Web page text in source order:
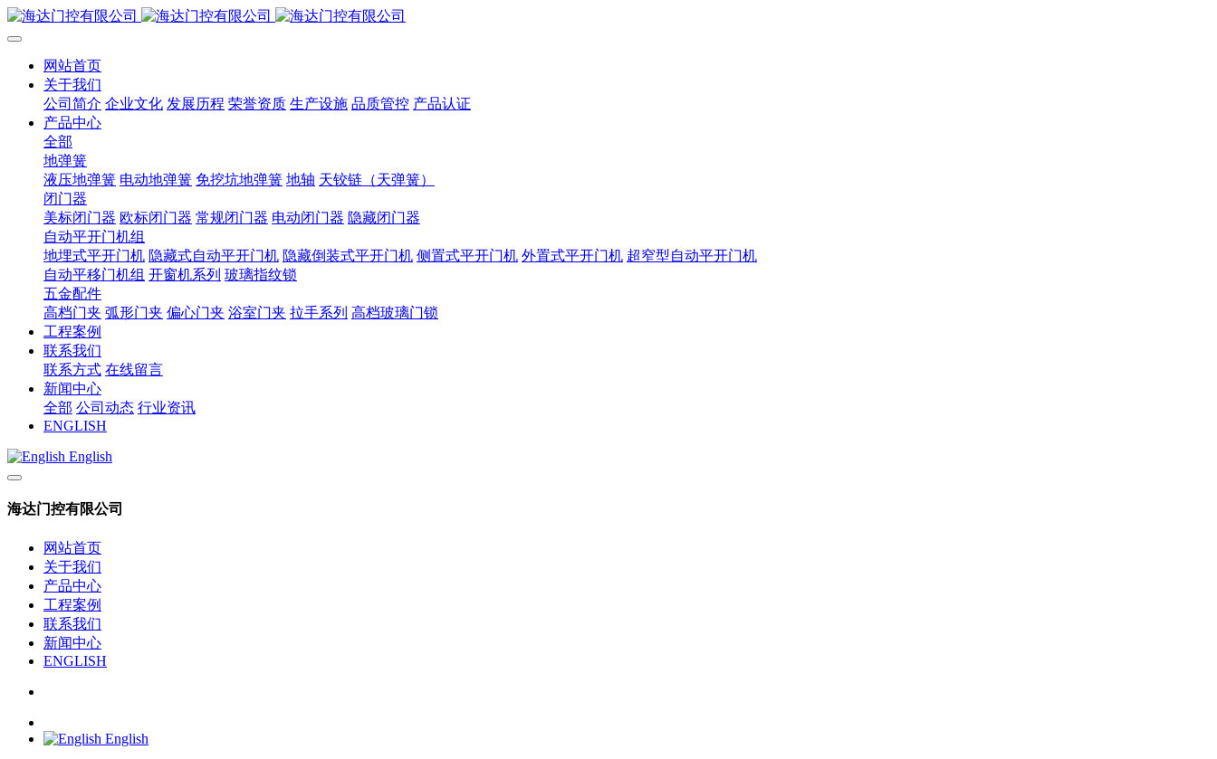
网站首页
关于我们
公司简介 企业文化 发展历程 荣誉资质 生产设施 品质管控 产品认证
产品中心
全部
地弹簧
液压地弹簧 电动地弹簧 免挖坑地弹簧 地轴 天铰链（天弹簧）
闭门器
美标闭门器 欧标闭门器 常规闭门器 电动闭门器 隐藏闭门器
自动平开门机组
地埋式平开门机 隐藏式自动平开门机 隐藏倒装式平开门机 侧置式平开门机 外置式平开门机 超窄型自动平开门机
自动平移门机组 开窗机系列 玻璃指纹锁
五金配件
高档门夹 弧形门夹 偏心门夹 浴室门夹 拉手系列 高档玻璃门锁
工程案例
联系我们
联系方式 在线留言
新闻中心
全部 公司动态 行业资讯
ENGLISH
English
海达门控有限公司
网站首页
关于我们
产品中心
工程案例
联系我们
新闻中心
ENGLISH
English